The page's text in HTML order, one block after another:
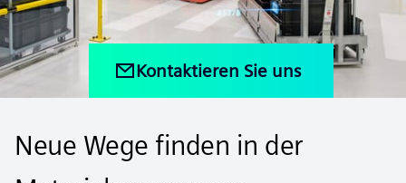
Kontaktieren Sie uns
Neue Wege finden in der